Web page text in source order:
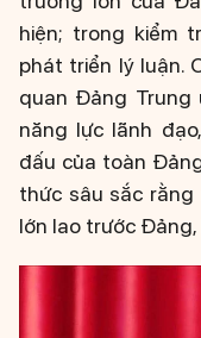
hiện; trong kiểm
phát triển lý luận.
quan Đảng Trung
năng lực lãnh
đấu của toàn
thức sâu sắc
lớn lao trước Đảng,